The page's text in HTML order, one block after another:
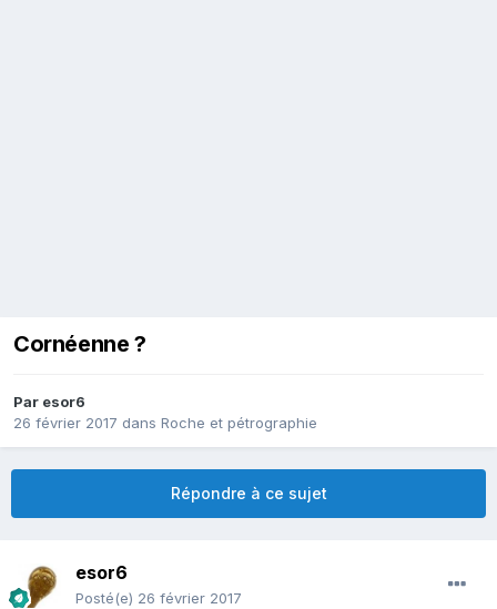
Cornéenne ?
Par esor6
26 février 2017 dans Roche et pétrographie
Répondre à ce sujet
esor6
Posté(e) 26 février 2017